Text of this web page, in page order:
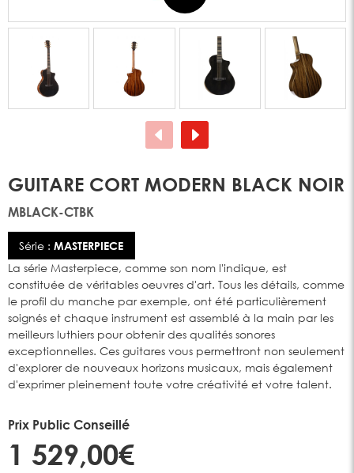
GUITARE CORT MODERN BLACK NOIR
MBLACK-CTBK
Série :MASTERPIECE
La série Masterpiece, comme son nom l'indique, est
constituée de véritables oeuvres d'art. Tous les détails, comme
le profil du manche par exemple, ont été particulièrement
soignés et chaque instrument est assemblé à la main par les
meilleurs luthiers pour obtenir des qualités sonores
exceptionnelles. Ces guitares vous permettront non seulement
d'explorer de nouveaux horizons musicaux, mais également
d'exprimer pleinement toute votre créativité et votre talent.
Prix Public Conseillé
1 529,00€